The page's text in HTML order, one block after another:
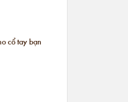
cổ tay bạn